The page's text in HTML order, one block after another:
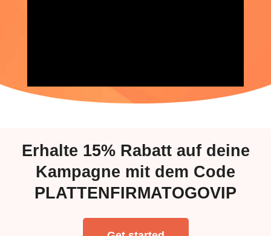
Erhalte 15%Rabatt auf deine
Kampagne mit dem Code
PLATTENFIRMATOGOVIP